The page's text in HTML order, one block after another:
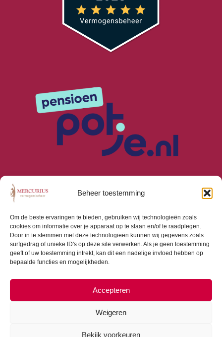
Beheer toestemming
Om de beste ervaringen te bieden, gebruiken wij technologieën zoals
cookies om informatie over je apparaat op te slaan en/of te raadplegen.
Door in te stemmen met deze technologieën kunnen wij gegevens zoals
surfgedrag of unieke ID's op deze site verwerken. Als je geen toestemming
geeft of uw toestemming intrekt, kan dit een nadelige invloed hebben op
bepaalde functies en mogelijkheden.
Accepteren
Weigeren
Bekijk voorkeuren
Algemene Voorwaarden
Privacyverklaring
Cookiebeleid (EU)
Consumentenbrief
Beleggingsbeleid